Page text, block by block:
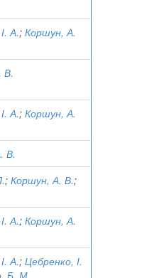
А.; Коршун, А.
В.
А.; Коршун, А.
В.
; Коршун, А. В.;
А.; Коршун, А.
А.; Цебренко, І.
Б. М.